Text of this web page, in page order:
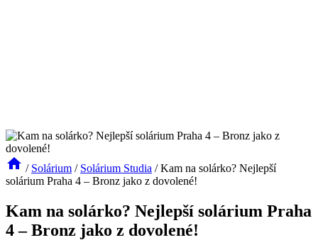
/ Solárium / Solárium Studia / Kam na solárko? Nejlepší
solárium Praha 4 – Bronz jako z dovolené!
Kam na solárko? Nejlepší solárium Praha
4 – Bronz jako z dovolené!